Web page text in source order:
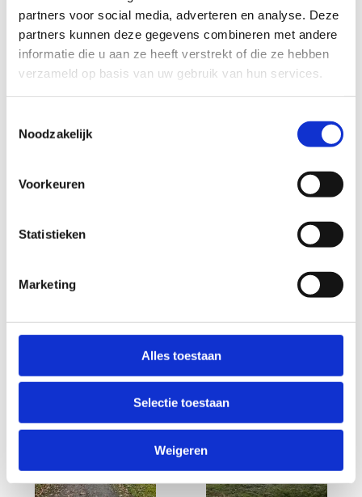
partners voor social media, adverteren en analyse. Deze
partners kunnen deze gegevens combineren met andere
informatie die u aan ze heeft verstrekt of die ze hebben
verzameld op basis van uw gebruik van hun services.
Noodzakelijk
Voorkeuren
Statistieken
Marketing
Alles toestaan
Selectie toestaan
Weigeren
De Jogbreak: zwarte lus 6,9 km.
Infobord en vertrek aan GPS, Oosterring 9, Genk-Zuid.
Startplaatsen